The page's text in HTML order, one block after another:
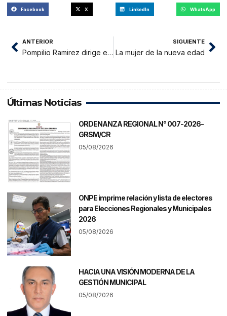
Facebook X LinkedIn WhatsApp
ANTERIOR
Pompilio Ramirez dirige el partido PPK a control remoto desde Lima
SIGUIENTE
La mujer de la nueva edad
Últimas Noticias
ORDENANZA REGIONAL N° 007-2026-
GRSM/CR
05/08/2026
ONPE imprime relación y lista de electores
para Elecciones Regionales y Municipales
2026
05/08/2026
HACIA UNA VISIÓN MODERNA DE LA
GESTIÓN MUNICIPAL
05/08/2026